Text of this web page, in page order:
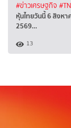
#ข่าวเศรษฐกิจ
หุ้นไทยวันนี้ 6 สิงหา
2569…
13